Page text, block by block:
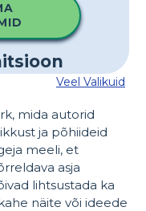
Veel Valikuid
mida autorid
ja põhiideid
meeli, et
asja
lihtsustada ka
näite või ideede